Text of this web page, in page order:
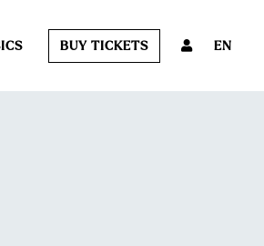
BUY TICKETS EN